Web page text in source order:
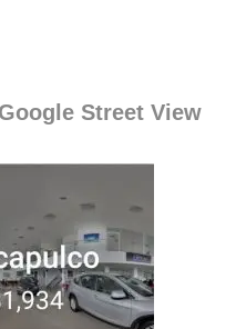
Street View